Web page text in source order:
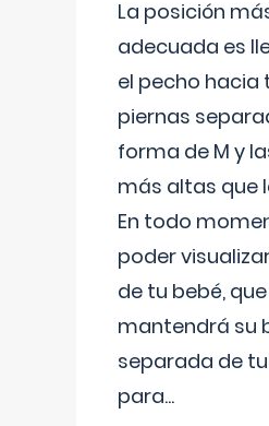
La posición
adecuada es
el pecho hacia
piernas
forma de M y
más altas que
En todo
poder
de tu bebé, que
mantendrá su
separada de
para...